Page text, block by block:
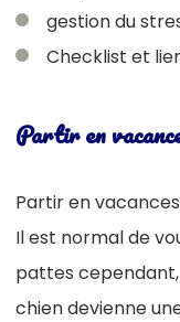
gestion du
Checklist et
Partir en
Partir en
Il est normal de
pattes
chien devienne